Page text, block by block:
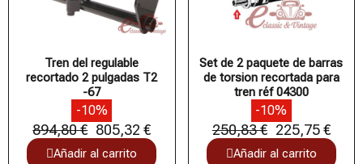
Tren del regulable
recortado 2 pulgadas T2
-67
-10%
894,80 € 805,32 €
Añadir al carrito
Set de 2 paquete de barras
de torsion recortada para
tren réf 04300
-10%
250,83 € 225,75 €
Añadir al carrito